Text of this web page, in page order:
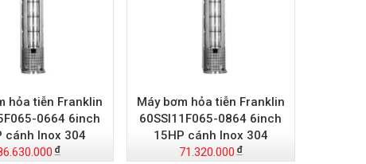
hỏa tiễn Franklin
0664 6inch
cánh Inox 304
Máy bơm hỏa tiễn Franklin
60SSI11F065-0864 6inch
15HP cánh Inox 304
71.320.000